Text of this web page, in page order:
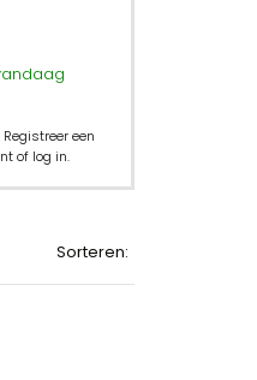
een
of log in.
Sorteren: